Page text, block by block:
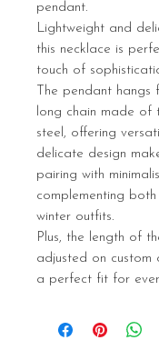
pendant.
Lightweight and
this necklace is
touch of
The pendant hangs
long chain made of
steel, offering
delicate design
pairing with
complementing both
winter outfits.
Plus, the length of
adjusted on custom
a perfect fit for